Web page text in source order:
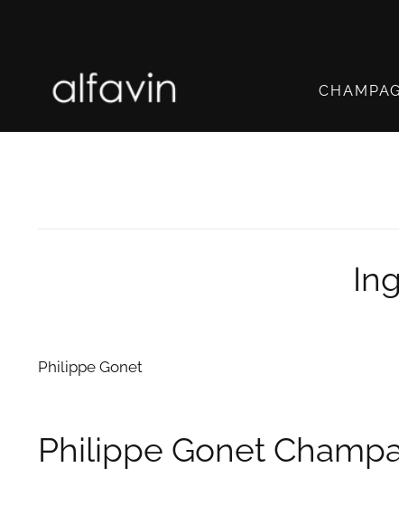
Philippe Gonet
Philippe Gonet